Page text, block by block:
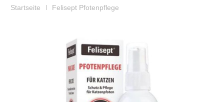
Startseite Felisept Pfotenpflege